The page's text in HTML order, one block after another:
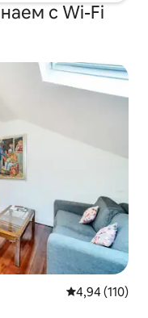
с Wi-Fi
Средна
4,94 (110)